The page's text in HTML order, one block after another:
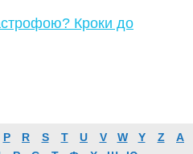
Кроки до
P R S T U V W Y Z
А